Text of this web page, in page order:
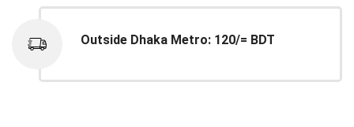
Outside Dhaka Metro: 120/= BDT